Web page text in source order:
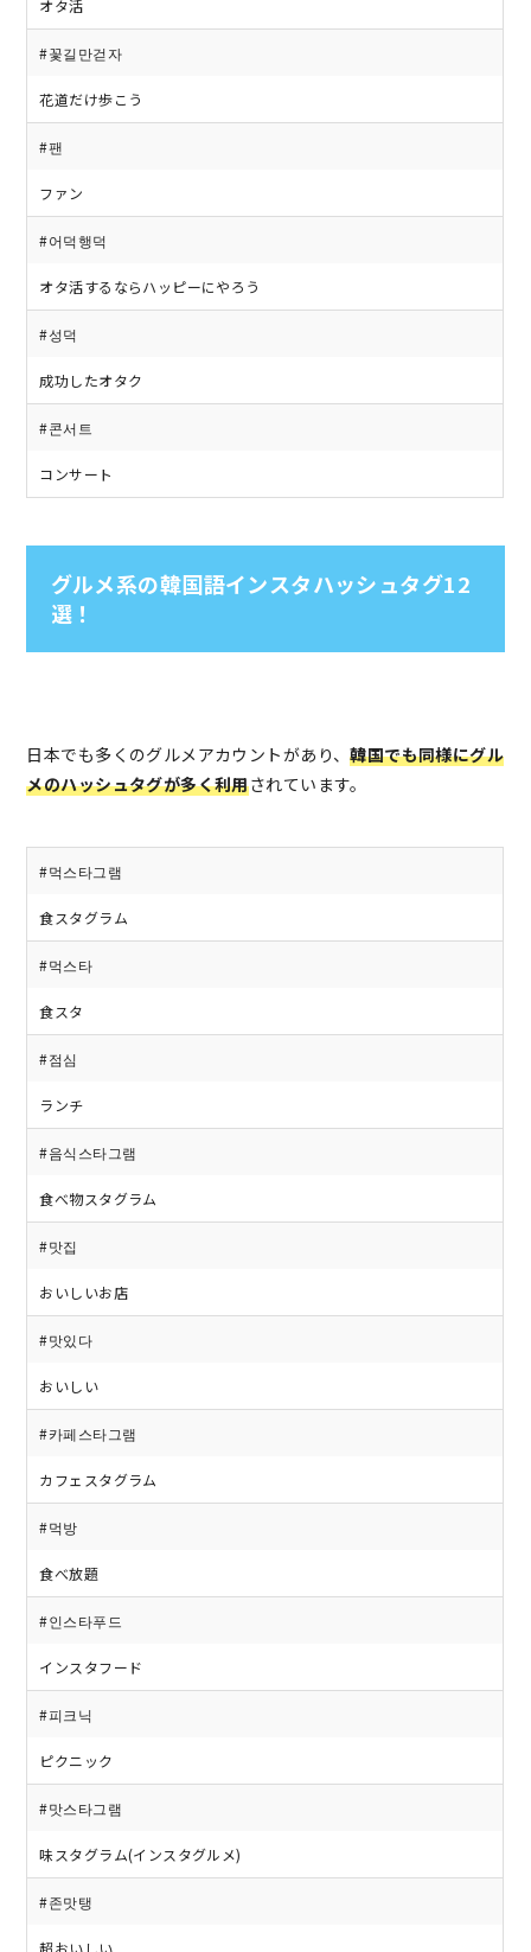
オタ活
#꽃길만걷자
花道だけ歩こう
#팬
ファン
#어덕행덕
オタ活するならハッピーにやろう
#성덕
成功したオタク
#콘서트
コンサート
グルメ系の韓国語インスタハッシュタグ12
選！
日本でも多くのグルメアカウントがあり、韓国でも同様にグル
メのハッシュタグが多く利用されています。
#먹스타그램
食スタグラム
#먹스타
食スタ
#점심
ランチ
#음식스타그램
食べ物スタグラム
#맛집
おいしいお店
#맛있다
おいしい
#카페스타그램
カフェスタグラム
#먹방
食べ放題
#인스타푸드
インスタフード
#피크닉
ピクニック
#맛스타그램
味スタグラム(インスタグルメ)
#존맛탱
超おいしい